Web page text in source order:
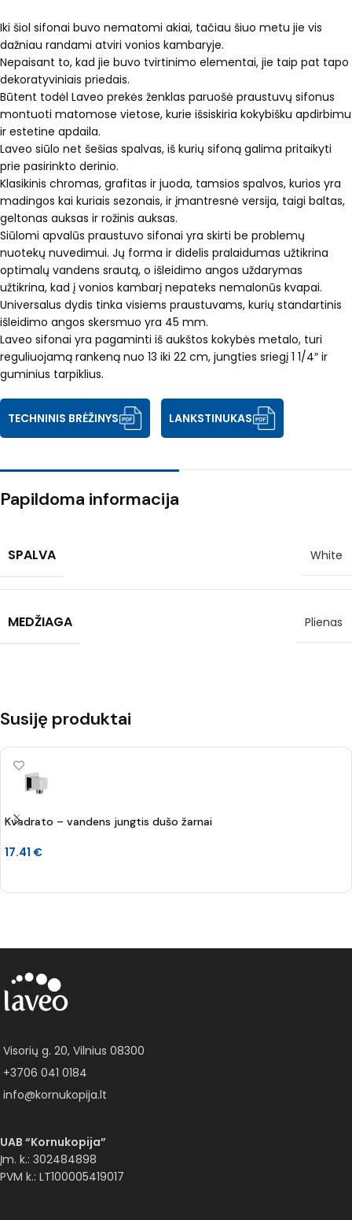
Iki šiol sifonai buvo nematomi akiai, tačiau šiuo metu jie vis
dažniau randami atviri vonios kambaryje.
Nepaisant to, kad jie buvo tvirtinimo elementai, jie taip pat tapo
dekoratyviniais priedais.
Būtent todėl Laveo prekės ženklas paruošė praustuvų sifonus
montuoti matomose vietose, kurie išsiskiria kokybišku apdirbimu
ir estetine apdaila.
Laveo siūlo net šešias spalvas, iš kurių sifoną galima pritaikyti
prie pasirinkto derinio.
Klasikinis chromas, grafitas ir juoda, tamsios spalvos, kurios yra
madingos kai kuriais sezonais, ir įmantresnė versija, taigi baltas,
geltonas auksas ir rožinis auksas.
Siūlomi apvalūs praustuvo sifonai yra skirti be problemų
nuotekų nuvedimui. Jų forma ir didelis pralaidumas užtikrina
optimalų vandens srautą, o išleidimo angos uždarymas
užtikrina, kad į vonios kambarį nepateks nemalonūs kvapai.
Universalus dydis tinka visiems praustuvams, kurių standartinis
išleidimo angos skersmuo yra 45 mm.
Laveo sifonai yra pagaminti iš aukštos kokybės metalo, turi
reguliuojamą rankeną nuo 13 iki 22 cm, jungties sriegį 1 1/4″ ir
guminius tarpiklius.
TECHNINIS BRĖŽINYS LANKSTINUKAS
Papildoma informacija
SPALVA White
MEDŽIAGA Plienas
Susiję produktai
Kvadrato – vandens jungtis dušo žarnai
17.41 €
Visorių g. 20, Vilnius 08300
+3706 041 0184
info@kornukopija.lt
UAB “Kornukopija”
Įm. k.: 302484898
PVM k.: LT100005419017